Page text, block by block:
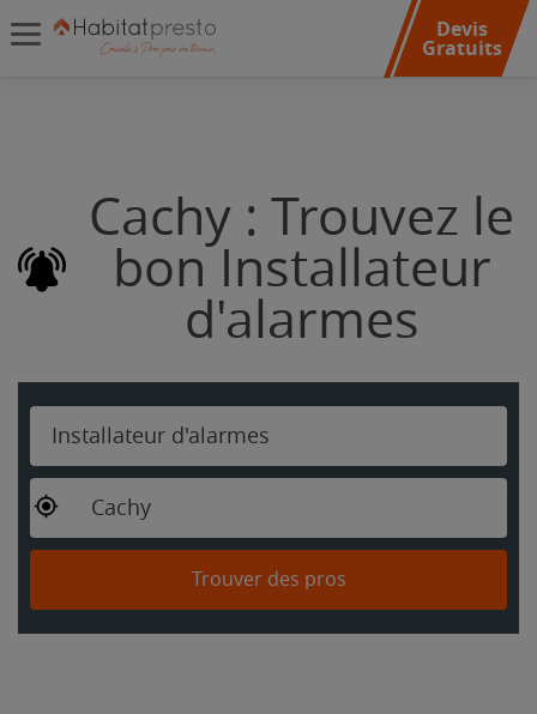
Devis
Gratuits
Cachy : Trouvez le
bon Installateur
d'alarmes
Installateur d'alarmes
Cachy
Trouver des pros